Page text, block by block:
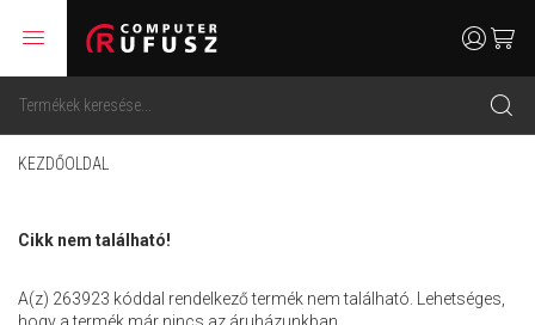
menu
search
usercart
KEZDŐOLDAL
Cikk nem található!
A(z) 263923 kóddal rendelkező termék nem található. Lehetséges,